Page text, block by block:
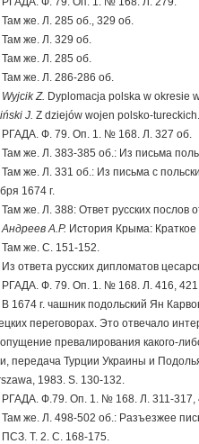
Там же. Л. 285 об., 329 об.
Там же. Л. 329 об.
Там же. Л. 285 об.
Там же. Л. 286-286 об.
Wyjcik Z. Dyplomacja polska w okresie
J. Z dziejów wojen polsko-
РГАДА. Ф. 79. Оп. 1. № 168. Л. 327 об.
Там же. Л. 383-385 об.: Из письма
Там же. Л. 331 об.: Из письма с
1674 г.
Там же. Л. 388: Ответ русских послов
Андреев А.Р. История Крыма:
Там же. С. 151-152.
Из ответа русских дипломатов
РГАДА. Ф. 79. Оп. 1. № 168. Л. 416,
В 1674 г. чашник подольский Ян
переговорах. Это отвечало
превалирования какого-
передача Турции Украины и
1983. S. 130-132.
РГАДА. Ф.79. Оп. 1. № 168. Л. 311-317,
Там же. Л. 498-502 об.: Разъезжее
ПСЗ. Т. 2. С. 168-175.